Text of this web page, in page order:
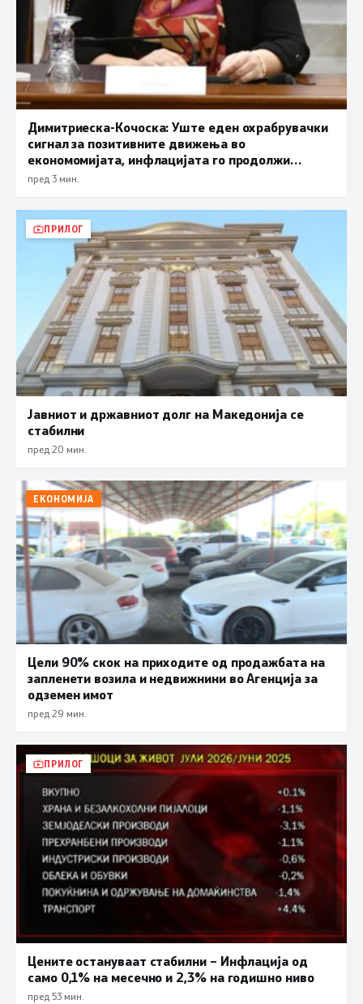
Димитриеска-Кочоска: Уште еден охрабрувачки
сигнал за позитивните движења во
економомијата, инфлацијата го продолжи
трендот на намалување и во јули изнесува 2,3
пред 3 мин.
ПРИЛОГ
Јавниот и државниот долг на Македонија се
стабилни
пред 20 мин.
ЕКОНОМИЈА
Цели 90% скок на приходите од продажбата на
запленети возила и недвижнини во Агенција за
одземен имот
пред 29 мин.
ПРИЛОГ
Цените остануваат стабилни – Инфлација од
само 0,1% на месечно и 2,3% на годишно ниво
пред 53 мин.